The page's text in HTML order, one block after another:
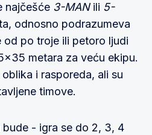
najčešće 3-MANili 5-
odnosno podrazumeva
od po troje ili petoro ljudi
metara za veću ekipu.
i rasporeda, ali su
timove.
- igra se do 2, 3, 4